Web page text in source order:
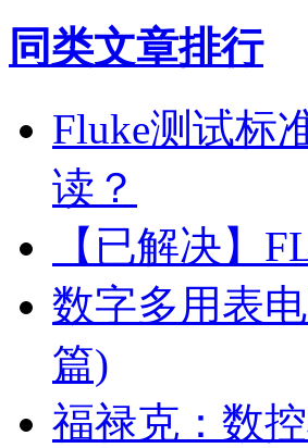
同类文章排行
Fluke测试标
读？
【已解决】
数字多用表
篇)
福禄克：数